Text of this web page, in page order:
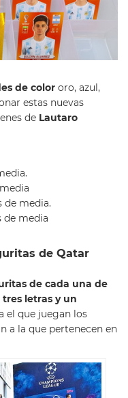
de color oro, azul,
estas nuevas
de Lautaro
de media.
de media
de Qatar
de cada una de
tres letras y un
el que juegan los
a la que pertenecen en